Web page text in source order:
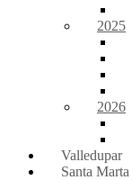
2025
2026
Valledupar
Santa Marta